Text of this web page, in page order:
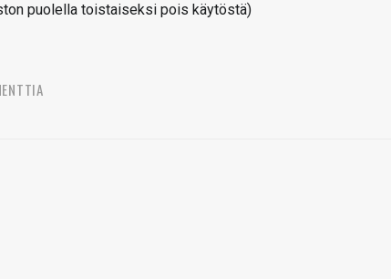
puolella toistaiseksi pois käytöstä)